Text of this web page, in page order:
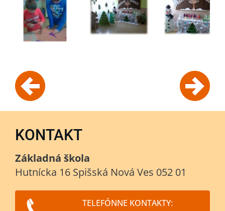
KONTAKT
Základná škola
Hutnícka 16 Spišská Nová Ves 052 01
TELEFÓNNE KONTAKTY: